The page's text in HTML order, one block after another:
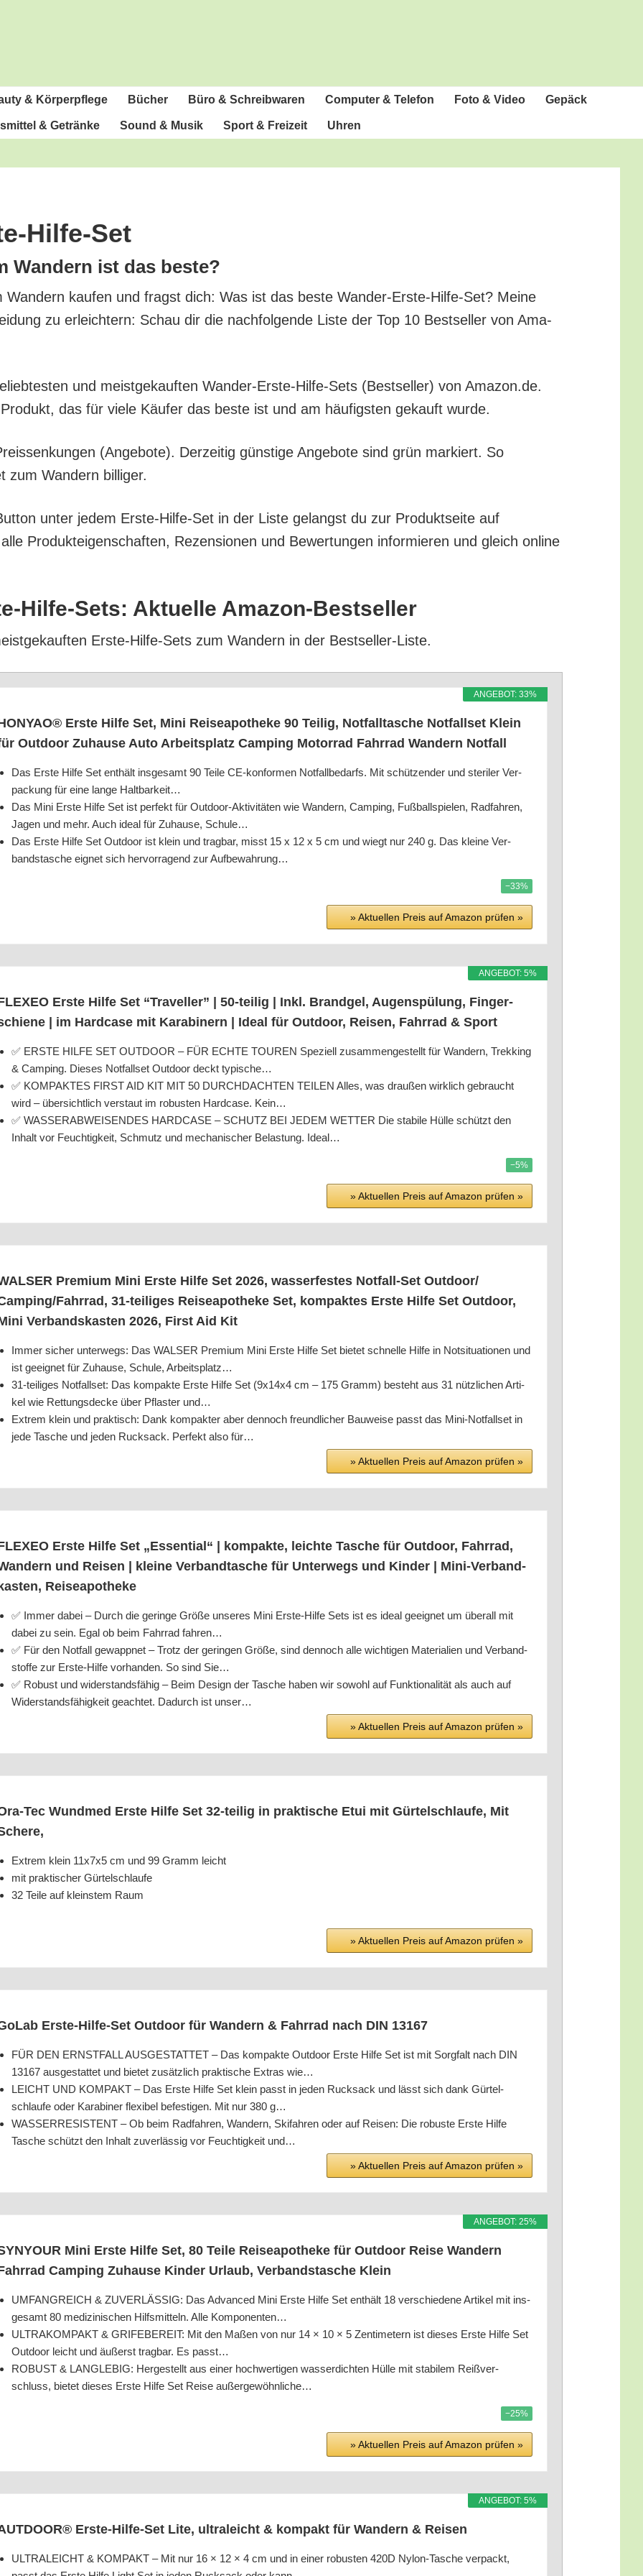
& Körperpflege Bücher Büro & Schreibwaren Com­pu­ter & Telefon Foto & Video Gepäck
& Getränke Sound & Musik Sport & Freizeit Uhren
Hilfe-Set
Wan­dern ist das beste?
kau­fen und fragst dich: Was ist das bes­te Wan­der-Ers­te-Hil­fe-Set? Mei­ne
zu erleich­tern: Schau dir die nach­fol­gen­de Lis­te der Top 10 Best­sel­ler von Ama­
und meist­ge­kauf­ten Wan­der-Ers­te-Hil­fe-Sets (Best­sel­ler) von Amazon.de.
das für vie­le Käu­fer das bes­te ist und am häu­figs­ten gekauft wurde.
(Ange­bo­te). Der­zei­tig güns­ti­ge Ange­bo­te sind grün mar­kiert. So
zum Wan­dern billiger.
unter jedem Ers­te-Hil­fe-Set in der Lis­te gelangst du zur Pro­dukt­sei­te auf
Pro­duk­tei­gen­schaf­ten, Rezen­sio­nen und Bewer­tun­gen infor­mie­ren und gleich online
Hil­fe-Sets: Aktu­el­le Amazon-Bestseller
Ers­te-Hil­fe-Sets zum Wan­dern in der Bestseller-Liste.
ANGE­BOT: 33%
Ers­te Hil­fe Set, Mini Rei­se­apo­the­ke 90 Teil­ig, Not­fall­ta­sche Not­fall­set Klein
Out­door Zuhau­se Auto Arbeits­platz Cam­ping Motor­rad Fahr­rad Wan­dern Notfall
Das Ers­te Hil­fe Set ent­hält ins­ge­samt 90 Tei­le CE-kon­for­men Not­fall­be­darfs. Mit schüt­zen­der und ste­ri­ler Ver­
pa­ckung für eine lan­ge Haltbarkeit…
Das Mini Ers­te Hil­fe Set ist per­fekt für Out­door-Akti­vi­tä­ten wie Wan­dern, Cam­ping, Fuß­ball­spie­len, Rad­fah­ren,
Jagen und mehr. Auch ide­al für Zuhau­se, Schule…
Das Ers­te Hil­fe Set Out­door ist klein und trag­bar, misst 15 x 12 x 5 cm und wiegt nur 240 g. Das klei­ne Ver­
bandsta­sche eig­net sich her­vor­ra­gend zur Aufbewahrung…
−33%
» Aktu­el­len Preis auf Ama­zon prü­fen »
ANGE­BOT: 5%
Ers­te Hil­fe Set “Tra­vel­ler” | 50-teil­ig | Inkl. Brand­gel, Augen­spü­lung, Fin­ger­
| im Hard­ca­se mit Kara­bi­nern | Ide­al für Out­door, Rei­sen, Fahr­rad & Sport
✅ ERSTE HILFE SET OUTDOOR – FÜR ECHTE TOUREN Spe­zi­ell zusam­men­ge­stellt für Wan­dern, Trek­king
& Cam­ping. Die­ses Not­fall­set Out­door deckt typische…
✅ KOMPAKTES FIRST AID KIT MIT 50 DURCHDACHTEN TEILEN Alles, was drau­ßen wirk­lich gebraucht
wird – über­sicht­lich ver­staut im robus­ten Hard­ca­se. Kein…
✅ WASSERABWEISENDES HARDCASE – SCHUTZ BEI JEDEM WETTER Die sta­bi­le Hül­le schützt den
Inhalt vor Feuch­tig­keit, Schmutz und mecha­ni­scher Belas­tung. Ideal…
−5%
» Aktu­el­len Preis auf Ama­zon prü­fen »
Pre­mi­um Mini Ers­te Hil­fe Set 2026, was­ser­fes­tes Not­fall-Set Outdoor/​
​Fahrrad, 31-teil­i­ges Rei­se­apo­the­ke Set, kom­pak­tes Ers­te Hil­fe Set Out­door,
Ver­bands­kas­ten 2026, First Aid Kit
Immer sicher unter­wegs: Das WALSER Pre­mi­um Mini Ers­te Hil­fe Set bie­tet schnel­le Hil­fe in Not­si­tua­tio­nen und
ist geeig­net für Zuhau­se, Schu­le, Arbeitsplatz…
31-teil­i­ges Not­fall­set: Das kom­pak­te Ers­te Hil­fe Set (9x14x4 cm – 175 Gramm) besteht aus 31 nütz­li­chen Arti­
kel wie Ret­tungs­de­cke über Pflas­ter und…
Extrem klein und prak­tisch: Dank kom­pak­ter aber den­noch freund­li­cher Bau­wei­se passt das Mini-Not­fall­set in
jede Tasche und jeden Ruck­sack. Per­fekt also für…
» Aktu­el­len Preis auf Ama­zon prü­fen »
Ers­te Hil­fe Set „Essen­ti­al“ | kom­pak­te, leich­te Tasche für Out­door, Fahr­rad,
und Rei­sen | klei­ne Ver­band­ta­sche für Unter­wegs und Kin­der | Mini-Ver­band­
kas­ten, Reiseapotheke
✅ Immer dabei – Durch die gerin­ge Grö­ße unse­res Mini Ers­te-Hil­fe Sets ist es ide­al geeig­net um über­all mit
dabei zu sein. Egal ob beim Fahr­rad fahren…
✅ Für den Not­fall gewapp­net – Trotz der gerin­gen Grö­ße, sind den­noch alle wich­ti­gen Mate­ria­li­en und Ver­band­
stof­fe zur Ers­te-Hil­fe vor­han­den. So sind Sie…
✅ Robust und wider­stands­fä­hig – Beim Design der Tasche haben wir sowohl auf Funk­tio­na­li­tät als auch auf
Wider­stands­fä­hig­keit geach­tet. Dadurch ist unser…
» Aktu­el­len Preis auf Ama­zon prü­fen »
Tec Wund­med Ers­te Hil­fe Set 32-teil­ig in prak­ti­sche Etui mit Gür­tel­schlau­fe, Mit
Extrem klein 11x7x5 cm und 99 Gramm leicht
mit prak­ti­scher Gürtelschlaufe
32 Tei­le auf kleins­tem Raum
» Aktu­el­len Preis auf Ama­zon prü­fen »
Ers­te-Hil­fe-Set Out­door für Wan­dern & Fahr­rad nach DIN 13167
FÜR DEN ERNSTFALL AUSGESTATTET – Das kom­pak­te Out­door Ers­te Hil­fe Set ist mit Sorg­falt nach DIN
13167 aus­ge­stat­tet und bie­tet zusätz­lich prak­ti­sche Extras wie…
LEICHT UND KOMPAKT – Das Ers­te Hil­fe Set klein passt in jeden Ruck­sack und lässt sich dank Gür­tel­
schlau­fe oder Kara­bi­ner fle­xi­bel befes­ti­gen. Mit nur 380 g…
WASSERRESISTENT – Ob beim Rad­fah­ren, Wan­dern, Ski­fah­ren oder auf Rei­sen: Die robus­te Ers­te Hil­fe
Tasche schützt den Inhalt zuver­läs­sig vor Feuch­tig­keit und…
» Aktu­el­len Preis auf Ama­zon prü­fen »
ANGE­BOT: 25%
Mini Ers­te Hil­fe Set, 80 Tei­le Rei­se­apo­the­ke für Out­door Rei­se Wan­dern
Cam­ping Zuhau­se Kin­der Urlaub, Ver­bandsta­sche Klein
UMFANGREICH & ZUVERLÄSSIG: Das Advan­ced Mini Ers­te Hil­fe Set ent­hält 18 ver­schie­de­ne Arti­kel mit ins­
ge­samt 80 medi­zi­ni­schen Hilfs­mit­teln. Alle Komponenten…
ULTRAKOMPAKT & GRIFEBEREIT: Mit den Maßen von nur 14 × 10 × 5 Zen­ti­me­tern ist die­ses Ers­te Hil­fe Set
Out­door leicht und äußerst trag­bar. Es passt…
ROBUST & LANGLEBIG: Her­ge­stellt aus einer hoch­wer­ti­gen was­ser­dich­ten Hül­le mit sta­bi­lem Reiß­ver­
schluss, bie­tet die­ses Ers­te Hil­fe Set Rei­se außergewöhnliche…
−25%
» Aktu­el­len Preis auf Ama­zon prü­fen »
ANGE­BOT: 5%
Ers­te-Hil­fe-Set Lite, ultra­leicht & kom­pakt für Wan­dern & Reisen
ULTRALEICHT & KOMPAKT – Mit nur 16 × 12 × 4 cm und in einer robus­ten 420D Nylon-Tasche ver­packt,